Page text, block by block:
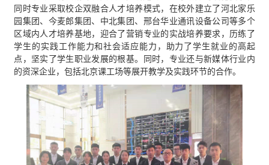
同时专业采取校企双融合人才培养模式，在校外建立了河北家乐
园集团、今麦郎集团、中北集团、邢台华业通讯设备公司等多个
区域内人才培养基地，迎合了营销专业的实战培养要求，历练了
学生的实践工作能力和社会适应能力，助力了学生就业的高起
点，坚实了学生职业发展的根基。同时，专业还与新媒体行业内
的资深企业，包括北京课工场等展开教学及实践环节的合作。